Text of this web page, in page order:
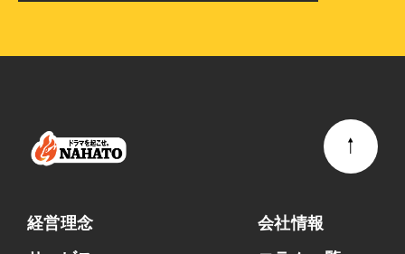
経営理念
会社情報